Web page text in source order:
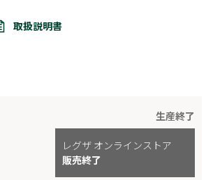
取扱説明書
生産終了
レグザ オンラインストア
販売終了